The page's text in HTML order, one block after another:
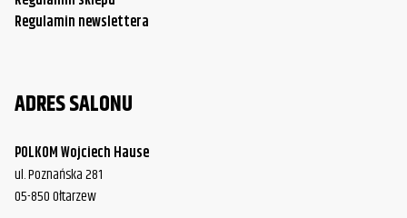
Regulamin newslettera
ADRES SALONU
POLKOM Wojciech Hause
ul. Poznańska 281
05-850 Ołtarzew